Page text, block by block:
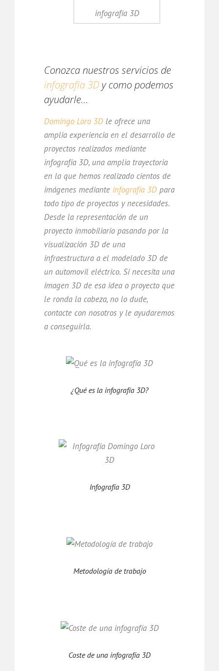
infografía 3D
Conozca nuestros servicios de
infografía 3D y como podemos
ayudarle...
Domingo Loro 3D le ofrece una
amplia experiencia en el desarrollo de
proyectos realizados mediante
infografía 3D, una amplia trayectoria
en la que hemos realizado cientos de
imágenes mediante infografía 3D para
todo tipo de proyectos y necesidades.
Desde la representación de un
proyecto inmobiliario pasando por la
visualización 3D de una
infraestructura a el modelado 3D de
un automovil eléctrico. Si necesita una
imagen 3D de esa idea o proyecto que
le ronda la cabeza, no lo dude,
contacte con nosotros y le ayudaremos
a conseguirla.
¿Qué es la infografía 3D?
Infografía 3D
Metodología de trabajo
Coste de una infografía 3D